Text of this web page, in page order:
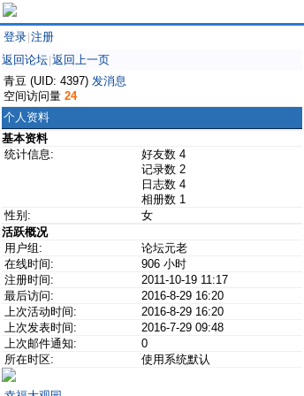
登录 注册
返回论坛 返回上一页
青豆 (UID: 4397) 发消息
空间访问量 24
个人资料
基本资料
统计信息:
好友数 4
记录数 2
日志数 4
相册数 1
性别:
女
活跃概况
用户组:
论坛元老
在线时间:
906 小时
注册时间:
2011-10-19 11:17
最后访问:
2016-8-29 16:20
上次活动时间:
2016-8-29 16:20
上次发表时间:
2016-7-29 09:48
上次邮件通知:
0
所在时区:
使用系统默认